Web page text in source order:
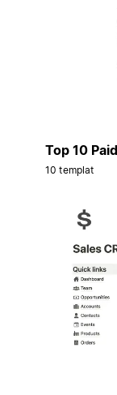
Top 10
10 templat